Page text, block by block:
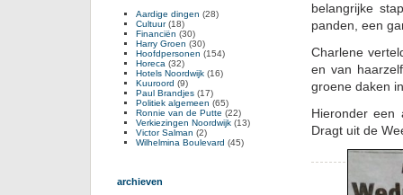
belangrijke
panden, een
Charlene
en van
groene daken
Hieronder een
Dragt uit de
Aardige dingen (28)
Cultuur(18)
Financiën (30)
Harry Groen (30)
Hoofdpersonen (154)
Horeca (32)
Hotels Noordwijk (16)
Kuuroord (9)
Paul Brandjes (17)
Politiek algemeen (65)
Ronnie van de Putte (22)
Verkiezingen Noordwijk (13)
Victor Salman (2)
Wilhelmina Boulevard (45)
archieven